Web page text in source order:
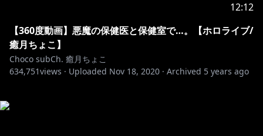
12:12
【360度動画】悪魔の保健医と保健室で…。【ホロライブ/
癒月ちょこ】
Choco subCh. 癒月ちょこ
634,751views · Uploaded Nov 18, 2020 · Archived 5 years ago